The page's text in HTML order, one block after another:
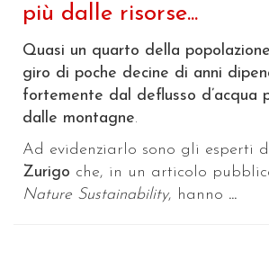
più dalle risorse...
Quasi un quarto della
giro di poche decine di anni
fortemente dal deflusso d’acqua
dalle montagne.
Ad evidenziarlo sono gli esperti
Zurigo che, in un articolo
Nature Sustainability, hanno ...